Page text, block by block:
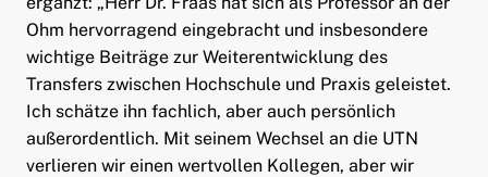
Ohm hervorragend eingebracht und insbesondere
wichtige Beiträge zur Weiterentwicklung des
Transfers zwischen Hochschule und Praxis geleistet.
Ich schätze ihn fachlich, aber auch persönlich
außerordentlich. Mit seinem Wechsel an die UTN
verlieren wir einen wertvollen Kollegen, aber wir